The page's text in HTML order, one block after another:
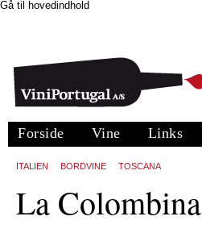
Gå til hovedindhold
Forside Vine Links
ITALIEN BORDVINE TOSCANA
La Colombina